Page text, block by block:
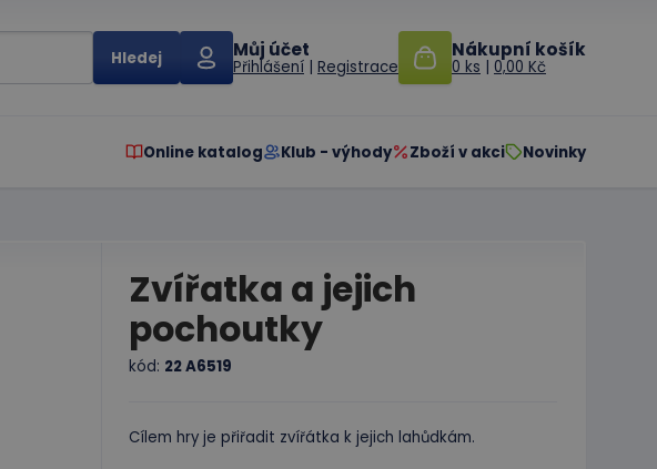
Můj účet
Přihlášení | Registrace
Nákupní košík
0 ks | 0,00 Kč
Online katalog Klub - výhody Zboží v akci Novinky
Zvířatka a jejich
pochoutky
kód: 22 A6519
Cílem hry je přiřadit zvířátka k jejich lahůdkám.